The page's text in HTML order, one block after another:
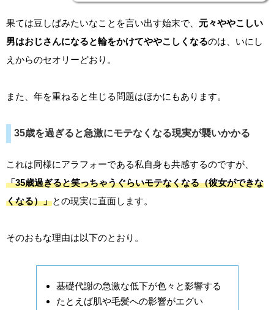
果ては豆しばみたいなことを言い出す始末で、 元々ややこしい
男はおじさんになると輪をかけてややこしくなるのは、いにし
えからのセオリーどおり。
また、年を重ねると生じる問題はほかにもあります。
35歳を過ぎると急激にモテなくなる現実が襲いかかる
これは同様にアラフォーである私自身も共感するのですが、
「35歳過ぎると笑っちゃうぐらいモテなくなる（彼女ができな
くなる）」との現実に直面します。
そのおもな理由は以下のとおり。
基礎代謝の急激な低下が色々と影響する
たとえば肌や毛髪への影響がエグい